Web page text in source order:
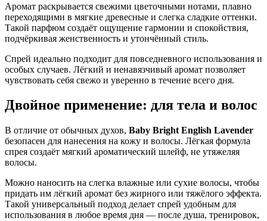
Аромат раскрывается свежими цветочными нотами, плавно
переходящими в мягкие древесные и слегка сладкие оттенки.
Такой парфюм создаёт ощущение гармонии и спокойствия,
подчёркивая женственность и утончённый стиль.
Спрей идеально подходит для повседневного использования и
особых случаев. Лёгкий и ненавязчивый аромат позволяет
чувствовать себя свежо и уверенно в течение всего дня.
Двойное применение: для тела и волос
В отличие от обычных духов, Baby Bright English Lavender
безопасен для нанесения на кожу и волосы. Лёгкая формула
спрея создаёт мягкий ароматический шлейф, не утяжеляя
волосы.
Можно наносить на слегка влажные или сухие волосы, чтобы
придать им лёгкий аромат без жирного или тяжёлого эффекта.
Такой универсальный подход делает спрей удобным для
использования в любое время дня — после душа, тренировок,